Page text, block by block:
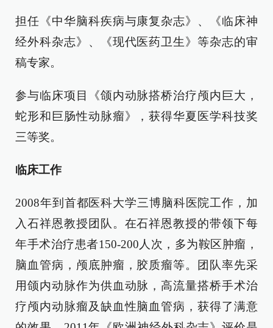
担任《中华脑科疾病与康复杂志》、《临床神
经外科杂志》、《现代医药卫生》等杂志的审
稿专家。
参与临床项目《颌内动脉搭桥治疗颅内巨大，
蛇形和巨肠性动脉瘤》，获得华夏医学科技奖
三等奖。
临床工作
2008年到首都医科大学三博脑科医院工作，加
入石祥恩教授团队。在石祥恩教授的带领下每
年手术治疗患者150-200人次，多为鞍区肿瘤，
脑血管病，颅底肿瘤，胶质瘤等。团队率先采
用颌内动脉作为供血动脉，高流量搭桥手术治
疗颅内动脉瘤及缺血性脑血管病，获得了满意